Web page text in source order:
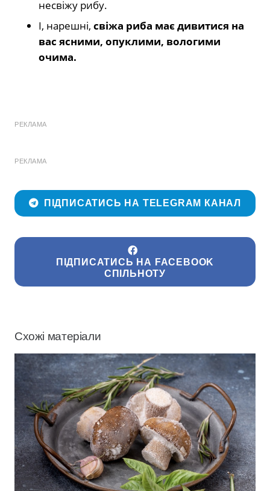
несвіжу рибу.
І, нарешні, свіжа риба має дивитися на
вас ясними, опуклими, вологими
очима.
РЕКЛАМА
РЕКЛАМА
ПІДПИСАТИСЬ НА TELEGRAM КАНАЛ
ПІДПИСАТИСЬ НА FACEBOOK
СПІЛЬНОТУ
Схожі матеріали